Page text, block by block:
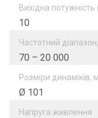
Вихідна
10
Частотний
70 – 20 000
Розміри динаміків,
Ø 101
Напруга живлення